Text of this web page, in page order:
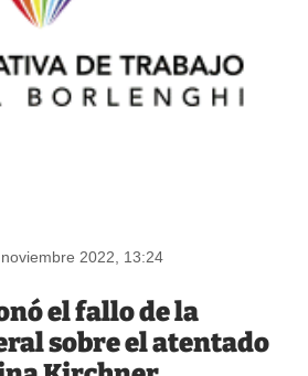
2022, 13:24
el fallo de la
sobre el atentado